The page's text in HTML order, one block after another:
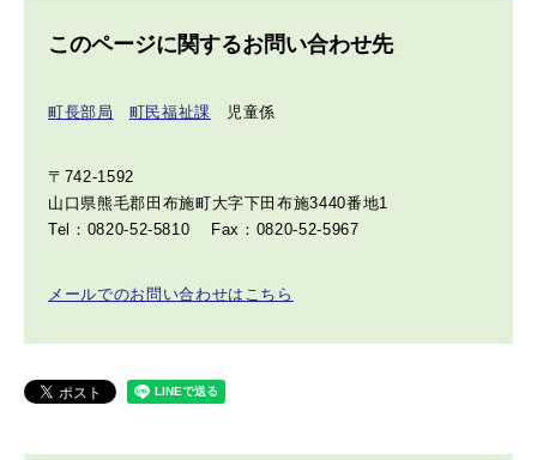
このページに関するお問い合わせ先
町長部局 町民福祉課 児童係
〒742-1592
山口県熊毛郡田布施町大字下田布施3440番地1
Tel：0820-52-5810
Fax：0820-52-5967
メールでのお問い合わせはこちら